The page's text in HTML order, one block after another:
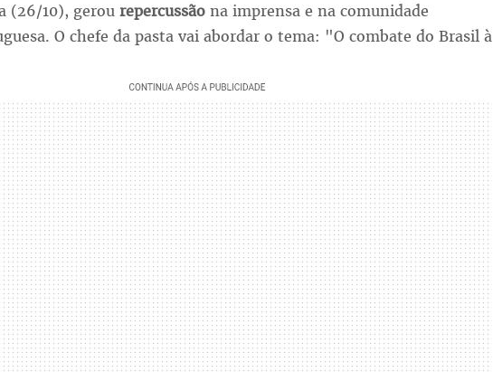
(26/10), gerou repercussão na imprensa e na comunidade
O chefe da pasta vai abordar o tema: "O combate do Brasil à